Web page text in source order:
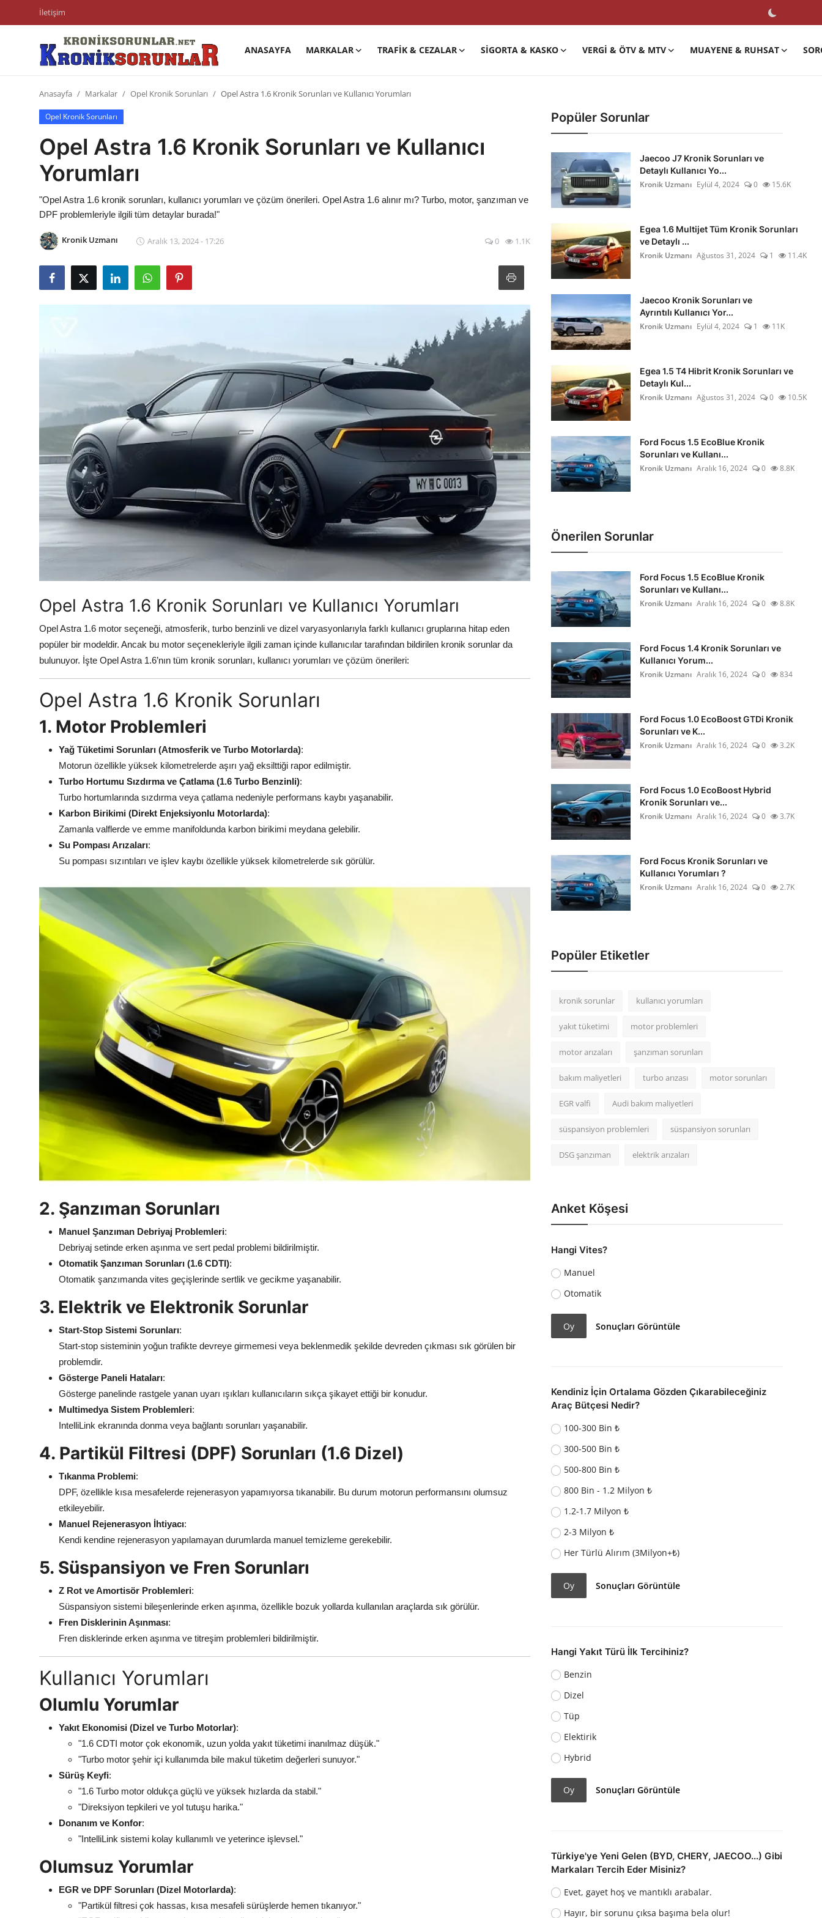
İletişim
ANASAYFA MARKALAR TRAFIK & CEZALAR SIGORTA & KASKO VERGI & ÖTV & MTV MUAYENE & RUHSAT
Trafik & Cezalar
Sigorta & Kasko
Vergi & ÖTV & MTV
Muayene & Ruhsat
Sorgulamalar
İkinci El & Alım-Satım
Elektrikli & Hibrit
Lastik & Jant
Yağlar & Sıvılar
LPG & Yakıt
Elektrik & Akü
Aydınlatma & Görüş
Dizel Sistemler
Multimedya & Elektronik
Anasayfa Markalar Opel Kronik Sorunları Opel Astra 1.6 Kronik Sorunları ve Kullanıcı Yorumları
Opel Kronik Sorunları
Opel Astra 1.6 Kronik Sorunları ve Kullanıcı
Yorumları
"Opel Astra 1.6 kronik sorunları, kullanıcı yorumları ve çözüm önerileri. Opel Astra 1.6 alınır mı? Turbo, motor, şanzıman ve
DPF problemleriyle ilgili tüm detaylar burada!"
Kronik Uzmanı Aralık 13, 2024 - 17:26 0 1.1K
Opel Astra 1.6 Kronik Sorunları ve Kullanıcı Yorumları
Opel Astra 1.6 motor seçeneği, atmosferik, turbo benzinli ve dizel varyasyonlarıyla farklı kullanıcı gruplarına hitap eden
popüler bir modeldir. Ancak bu motor seçenekleriyle ilgili zaman içinde kullanıcılar tarafından bildirilen kronik sorunlar da
bulunuyor. İşte Opel Astra 1.6’nın tüm kronik sorunları, kullanıcı yorumları ve çözüm önerileri:
Opel Astra 1.6 Kronik Sorunları
1. Motor Problemleri
Yağ Tüketimi Sorunları (Atmosferik ve Turbo Motorlarda):
Motorun özellikle yüksek kilometrelerde aşırı yağ eksilttiği rapor edilmiştir.
Turbo Hortumu Sızdırma ve Çatlama (1.6 Turbo Benzinli):
Turbo hortumlarında sızdırma veya çatlama nedeniyle performans kaybı yaşanabilir.
Karbon Birikimi (Direkt Enjeksiyonlu Motorlarda):
Zamanla valflerde ve emme manifoldunda karbon birikimi meydana gelebilir.
Su Pompası Arızaları:
Su pompası sızıntıları ve işlev kaybı özellikle yüksek kilometrelerde sık görülür.
2. Şanzıman Sorunları
Manuel Şanzıman Debriyaj Problemleri:
Debriyaj setinde erken aşınma ve sert pedal problemi bildirilmiştir.
Otomatik Şanzıman Sorunları (1.6 CDTI):
Otomatik şanzımanda vites geçişlerinde sertlik ve gecikme yaşanabilir.
3. Elektrik ve Elektronik Sorunlar
Start-Stop Sistemi Sorunları:
Start-stop sisteminin yoğun trafikte devreye girmemesi veya beklenmedik şekilde devreden çıkması sık görülen bir
problemdir.
Gösterge Paneli Hataları:
Gösterge panelinde rastgele yanan uyarı ışıkları kullanıcıların sıkça şikayet ettiği bir konudur.
Multimedya Sistem Problemleri:
IntelliLink ekranında donma veya bağlantı sorunları yaşanabilir.
4. Partikül Filtresi (DPF) Sorunları (1.6 Dizel)
Tıkanma Problemi:
DPF, özellikle kısa mesafelerde rejenerasyon yapamıyorsa tıkanabilir. Bu durum motorun performansını olumsuz
etkileyebilir.
Manuel Rejenerasyon İhtiyacı:
Kendi kendine rejenerasyon yapılamayan durumlarda manuel temizleme gerekebilir.
5. Süspansiyon ve Fren Sorunları
Z Rot ve Amortisör Problemleri:
Süspansiyon sistemi bileşenlerinde erken aşınma, özellikle bozuk yollarda kullanılan araçlarda sık görülür.
Fren Disklerinin Aşınması:
Fren disklerinde erken aşınma ve titreşim problemleri bildirilmiştir.
Kullanıcı Yorumları
Olumlu Yorumlar
Yakıt Ekonomisi (Dizel ve Turbo Motorlar):
"1.6 CDTI motor çok ekonomik, uzun yolda yakıt tüketimi inanılmaz düşük."
"Turbo motor şehir içi kullanımda bile makul tüketim değerleri sunuyor."
Sürüş Keyfi:
"1.6 Turbo motor oldukça güçlü ve yüksek hızlarda da stabil."
"Direksiyon tepkileri ve yol tutuşu harika."
Donanım ve Konfor:
"IntelliLink sistemi kolay kullanımlı ve yeterince işlevsel."
Olumsuz Yorumlar
EGR ve DPF Sorunları (Dizel Motorlarda):
"Partikül filtresi çok hassas, kısa mesafeli sürüşlerde hemen tıkanıyor."
Popüler Sorunlar
Jaecoo J7 Kronik Sorunları ve
Detaylı Kullanıcı Yo...
Kronik Uzmanı Eylül 4, 2024 0 15.6K
Egea 1.6 Multijet Tüm Kronik Sorunları
ve Detaylı ...
Kronik Uzmanı Ağustos 31, 2024 1 11.4K
Jaecoo Kronik Sorunları ve
Ayrıntılı Kullanıcı Yor...
Kronik Uzmanı Eylül 4, 2024 1 11K
Egea 1.5 T4 Hibrit Kronik Sorunları ve
Detaylı Kul...
Kronik Uzmanı Ağustos 31, 2024 0 10.5K
Ford Focus 1.5 EcoBlue Kronik
Sorunları ve Kullanı...
Kronik Uzmanı Aralık 16, 2024 0 8.8K
Önerilen Sorunlar
Ford Focus 1.5 EcoBlue Kronik
Sorunları ve Kullanı...
Kronik Uzmanı Aralık 16, 2024 0 8.8K
Ford Focus 1.4 Kronik Sorunları ve
Kullanıcı Yorum...
Kronik Uzmanı Aralık 16, 2024 0 834
Ford Focus 1.0 EcoBoost GTDi Kronik
Sorunları ve K...
Kronik Uzmanı Aralık 16, 2024 0 3.2K
Ford Focus 1.0 EcoBoost Hybrid
Kronik Sorunları ve...
Kronik Uzmanı Aralık 16, 2024 0 3.7K
Ford Focus Kronik Sorunları ve
Kullanıcı Yorumları ?
Kronik Uzmanı Aralık 16, 2024 0 2.7K
Popüler Etiketler
kronik sorunlar kullanıcı yorumları
yakıt tüketimi motor problemleri
motor arızaları şanzıman sorunları
bakım maliyetleri turbo arızası motor sorunları
EGR valfi Audi bakım maliyetleri
süspansiyon problemleri süspansiyon sorunları
DSG şanzıman elektrik arızaları
Anket Köşesi
Hangi Vites?
Manuel
Otomatik
Oy Sonuçları Görüntüle
Kendiniz İçin Ortalama Gözden Çıkarabileceğiniz
Araç Bütçesi Nedir?
100-300 Bin ₺
300-500 Bin ₺
500-800 Bin ₺
800 Bin - 1.2 Milyon ₺
1.2-1.7 Milyon ₺
2-3 Milyon ₺
Her Türlü Alırım (3Milyon+₺)
Oy Sonuçları Görüntüle
Hangi Yakıt Türü İlk Tercihiniz?
Benzin
Dizel
Tüp
Elektirik
Hybrid
Oy Sonuçları Görüntüle
Türkiye'ye Yeni Gelen (BYD, CHERY, JAECOO...) Gibi
Markaları Tercih Eder Misiniz?
Evet, gayet hoş ve mantıklı arabalar.
Hayır, bir sorunu çıksa başıma bela olur!